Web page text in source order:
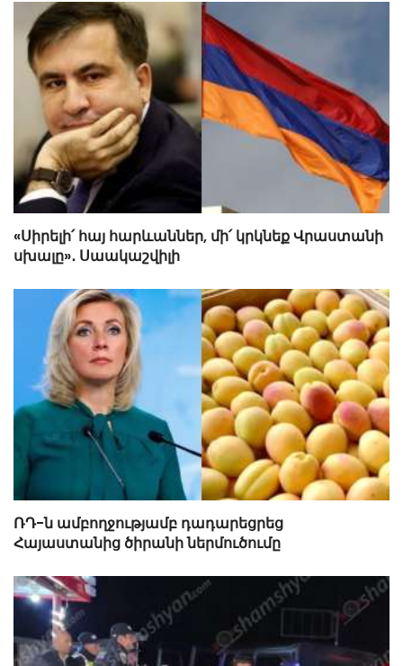
«Սիրելի՛ հայ հարևաններ, մի՛ կրկնեք Վրաստանի
սխալը»․ Սաակաշվիլի
ՌԴ-ն ամբողջությամբ դադարեցրեց
Հայաստանից ծիրանի ներմուծումը